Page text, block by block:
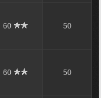
60 50
60 50